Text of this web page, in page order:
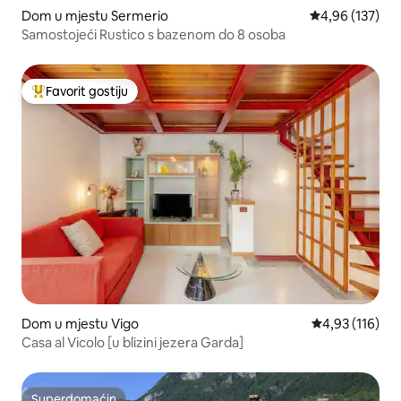
Dom u mjestu Sermerio Prosječna
4,96 (137)
Samostojeći Rustico s bazenom do 8 osoba
Glavni favorit gostiju
Favorit gostiju
Dom u mjestu Vigo Prosječna
4,93 (116)
Casa al Vicolo [u blizini jezera Garda]